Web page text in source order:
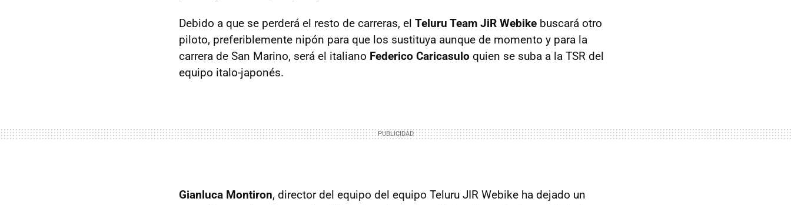
Debido a que se perderá el resto de carreras, el Teluru Team JiR Webike buscará otro
piloto, preferiblemente nipón para que los sustituya aunque de momento y para la
carrera de San Marino, será el italiano Federico Caricasulo quien se suba a la TSR del
equipo italo-japonés.
Gianluca Montiron, director del equipo del equipo Teluru JIR Webike ha dejado un